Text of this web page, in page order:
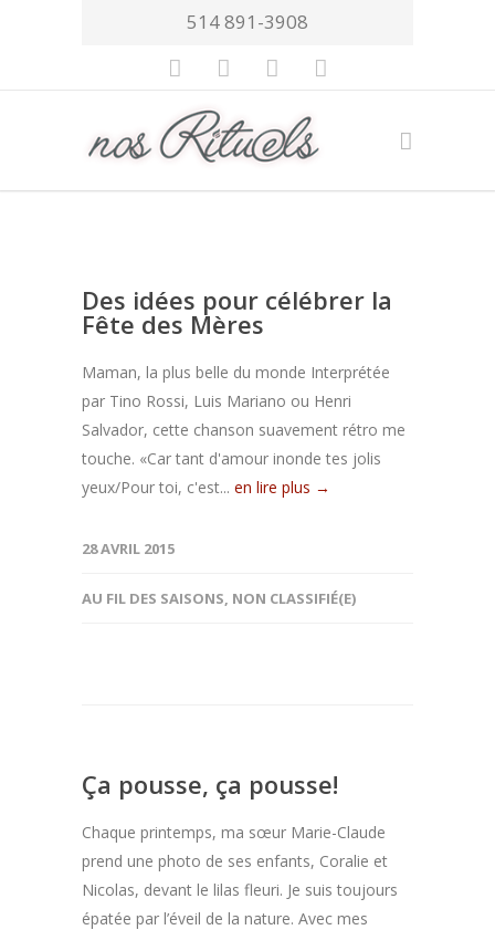
514 891-3908
Des idées pour célébrer la
Fête des Mères
Maman, la plus belle du monde Interprétée
par Tino Rossi, Luis Mariano ou Henri
Salvador, cette chanson suavement rétro me
touche. «Car tant d'amour inonde tes jolis
yeux/Pour toi, c'est... en lire plus →
28 AVRIL 2015
AU FIL DES SAISONS, NON CLASSIFIÉ(E)
Ça pousse, ça pousse!
Chaque printemps, ma sœur Marie-Claude
prend une photo de ses enfants, Coralie et
Nicolas, devant le lilas fleuri. Je suis toujours
épatée par l’éveil de la nature. Avec mes